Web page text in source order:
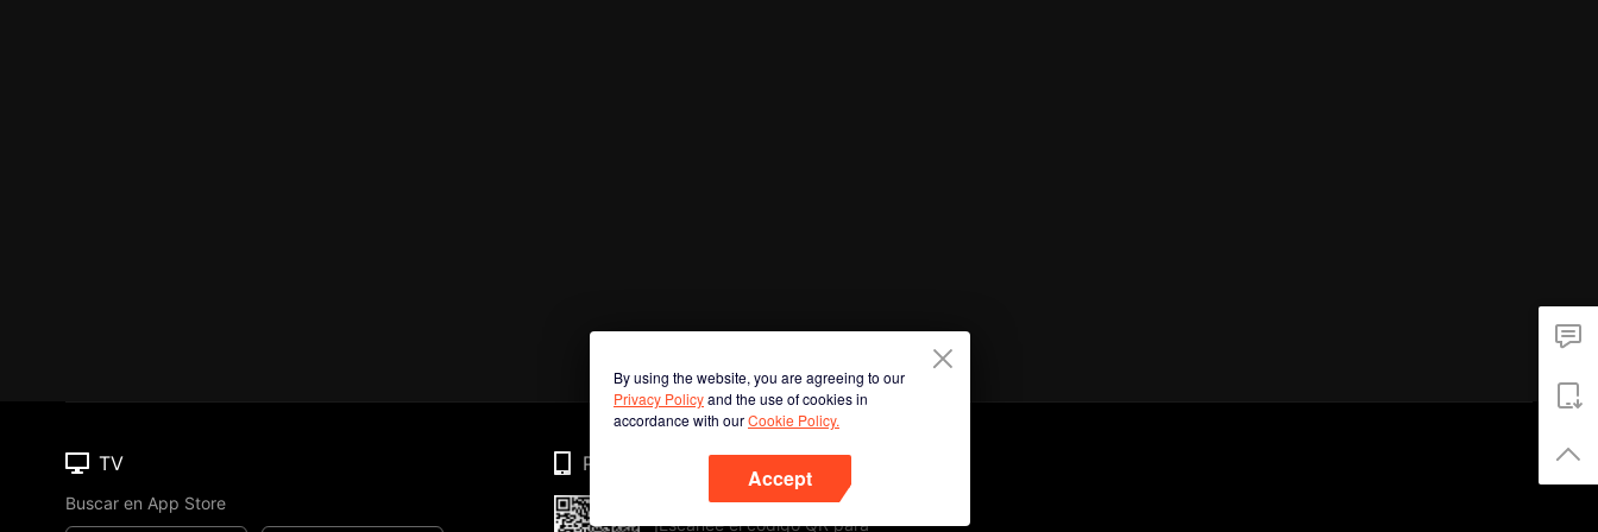
By using the website, you are agreeing to our
Privacy Policyand the use of cookies in
accordance with ourCookie Policy.
Accept
TV
Buscar en App Store
Phone
¡Escanee el código QR para